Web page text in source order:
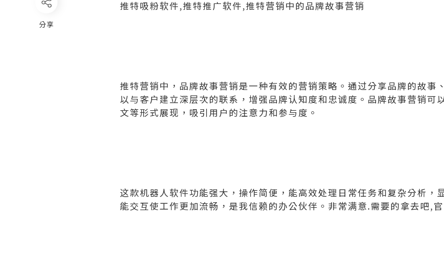
推特吸粉软件,推特推广软件,推特营销中的品牌故事营销
推特营销中，品牌故事营销是一种有效的营销策略。通过分享品牌的故事
以与客户建立深层次的联系，增强品牌认知度和忠诚度。品牌故事营销可
文等形式展现，吸引用户的注意力和参与度。
这款机器人软件功能强大，操作简便，能高效处理日常任务和复杂分析，
能交互使工作更加流畅，是我信赖的办公伙伴。非常满意.需要的拿去吧,
分享